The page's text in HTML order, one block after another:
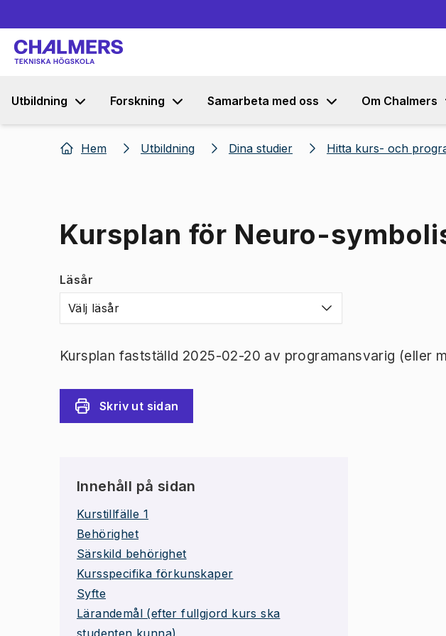
Utbildning Forskning Samarbeta med oss Om Chalmers
Hem Utbildning Dina studier Hitta kurs- och
Kursplan för Neuro-
Läsår
Välj läsår
Kursplan fastställd 2025-02-20 av programansvarig (eller
Skriv ut sidan
Innehåll på sidan
Kurstillfälle 1
Behörighet
Särskild behörighet
Kursspecifika förkunskaper
Syfte
Lärandemål (efter fullgjord kurs ska
studenten kunna)